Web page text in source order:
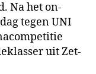
Na het on­
tegen UNI
uit Zet­